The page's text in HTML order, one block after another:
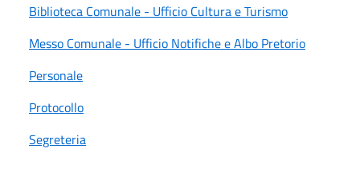
Biblioteca Comunale - Ufficio Cultura e Turismo
Messo Comunale - Ufficio Notifiche e Albo Pretorio
Personale
Protocollo
Segreteria